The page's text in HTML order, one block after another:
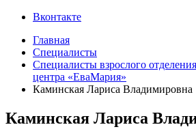
Вконтакте
Главная
Специалисты
Специалисты взрослого
центра «ЕваМария»
Каминская Лариса Владимировна
Каминская Лариса